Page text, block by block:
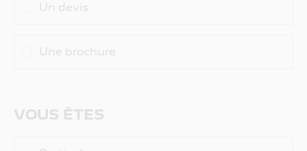
Un devis
Une brochure
VOUS ÊTES